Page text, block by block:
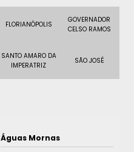
FLORIANÓPOLIS
GOVERNADOR
CELSO RAMOS
SANTO AMARO DA
IMPERATRIZ
SÃO JOSÉ
Águas Mornas